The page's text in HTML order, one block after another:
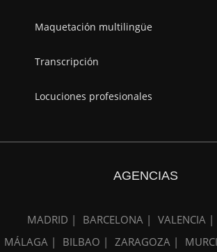
Maquetación multilingüe
Transcripción
Locuciones profesionales
AGENCIAS
MADRID | BARCELONA | VALENCIA |
MÁLAGA |
BILBAO | ZARAGOZA |